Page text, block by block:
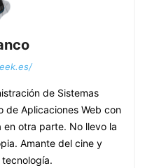
de Sistemas
de Aplicaciones Web con
otra parte. No llevo la
Amante del cine y